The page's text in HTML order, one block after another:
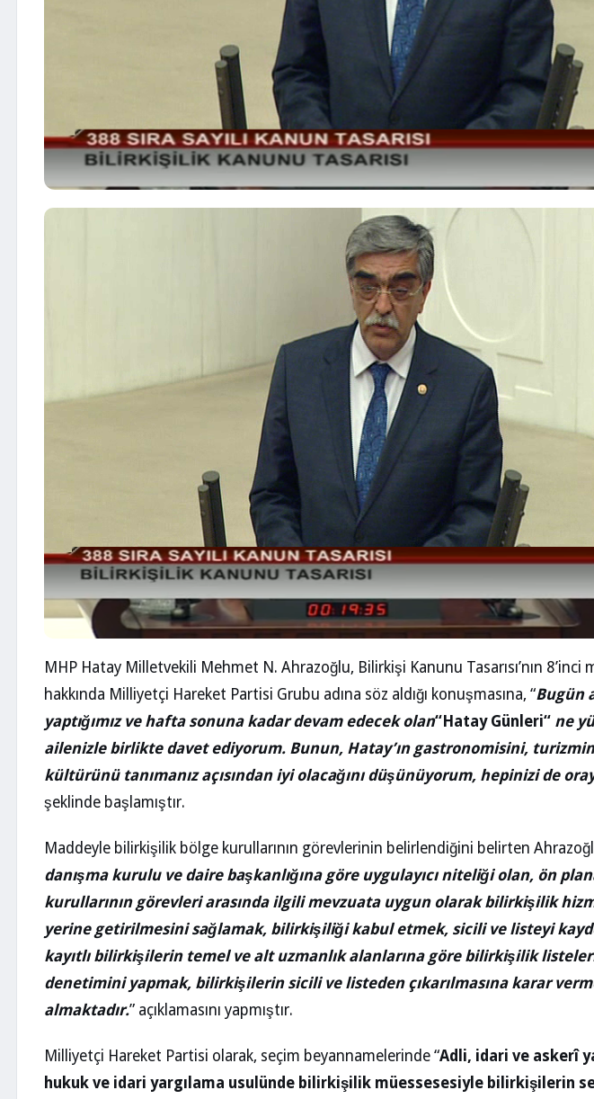
MHP Hatay Milletvekili Mehmet N. Ahrazoğlu, Bilirkişi Kanunu Tasarısı’nın 8’inci
hakkında Milliyetçi Hareket Partisi Grubu adına söz aldığı konuşmasına, “Bugün
yaptığımız ve hafta sonuna kadar devam edecek olan“ Hatay Günleri“ ne
ailenizle birlikte davet ediyorum. Bunun, Hatay’ın gastronomisini,
kültürünü tanımanız açısından iyi olacağını düşünüyorum, hepinizi de
şeklinde başlamıştır.
Maddeyle bilirkişilik bölge kurullarının görevlerinin belirlendiğini belirten
danışma kurulu ve daire başkanlığına göre uygulayıcı niteliği olan, ön
kurullarının görevleri arasında ilgili mevzuata uygun olarak bilirkişilik
yerine getirilmesini sağlamak, bilirkişiliği kabul etmek, sicili ve listeyi
kayıtlı bilirkişilerin temel ve alt uzmanlık alanlarına göre bilirkişilik
denetimini yapmak, bilirkişilerin sicili ve listeden çıkarılmasına karar
almaktadır.” açıklamasını yapmıştır.
Milliyetçi Hareket Partisi olarak, seçim beyannamelerinde “Adli, idari ve askerî
hukuk ve idari yargılama usulünde bilirkişilik müessesesiyle bilirkişilerin